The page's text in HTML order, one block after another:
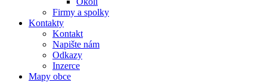
Firmy a spolky
Kontakty
Kontakt
Napište nám
Odkazy
Inzerce
Mapy obce